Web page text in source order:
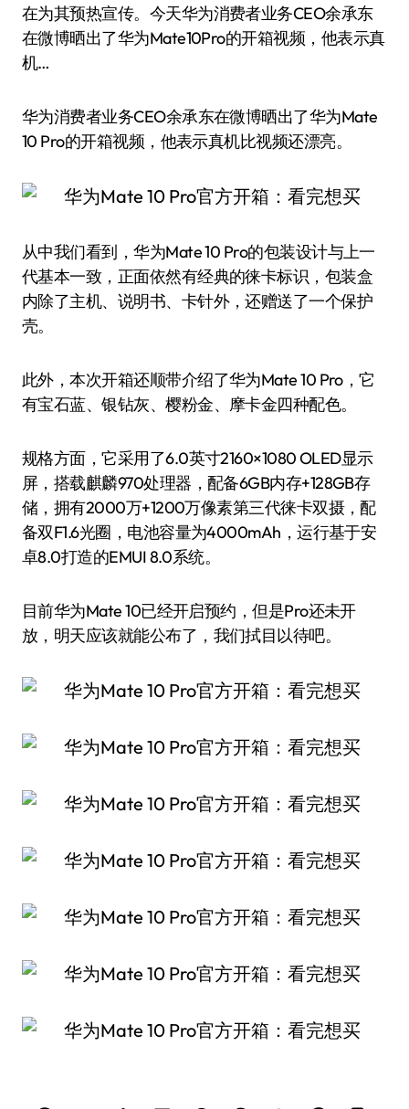
在为其预热宣传。今天华为消费者业务CEO余承东
在微博晒出了华为Mate10Pro的开箱视频，他表示真
机…
华为消费者业务CEO余承东在微博晒出了华为Mate
10 Pro的开箱视频，他表示真机比视频还漂亮。
从中我们看到，华为Mate 10 Pro的包装设计与上一
代基本一致，正面依然有经典的徕卡标识，包装盒
内除了主机、说明书、卡针外，还赠送了一个保护
壳。
此外，本次开箱还顺带介绍了华为Mate 10 Pro，它
有宝石蓝、银钻灰、樱粉金、摩卡金四种配色。
规格方面，它采用了6.0英寸2160×1080 OLED显示
屏，搭载麒麟970处理器，配备6GB内存+128GB存
储，拥有2000万+1200万像素第三代徕卡双摄，配
备双F1.6光圈，电池容量为4000mAh，运行基于安
卓8.0打造的EMUI 8.0系统。
目前华为Mate 10已经开启预约，但是Pro还未开
放，明天应该就能公布了，我们拭目以待吧。